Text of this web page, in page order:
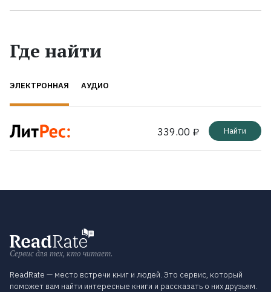
Где найти
ЭЛЕКТРОННАЯ АУДИО
339.00 ₽ Найти
Сервис для тех, кто читает.
ReadRate — место встречи книг и людей. Это сервис, который
поможет вам найти интересные книги и рассказать о них друзьям.